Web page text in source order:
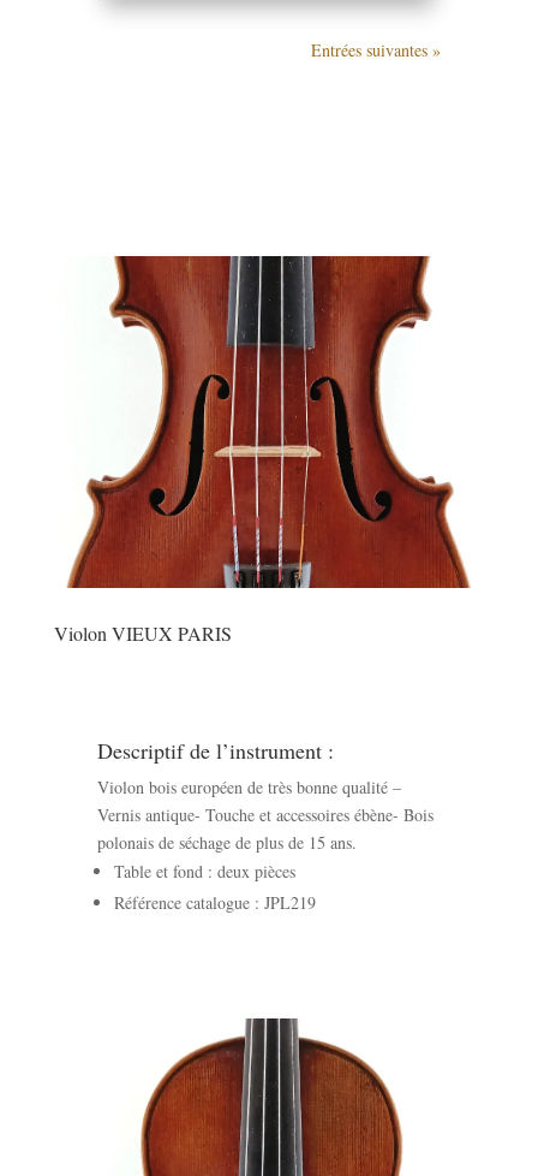
Entrées suivantes »
Violon VIEUX PARIS
Descriptif de l’instrument :
Violon bois européen de très bonne qualité –
Vernis antique- Touche et accessoires ébène- Bois
polonais de séchage de plus de 15 ans.
Table et fond : deux pièces
Référence catalogue : JPL219